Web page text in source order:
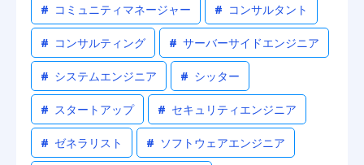
# コミュニティマネージャー # コンサルタント
# コンサルティング # サーバーサイドエンジニア
# システムエンジニア # シッター
# スタートアップ # セキュリティエンジニア
# ゼネラリスト # ソフトウェアエンジニア